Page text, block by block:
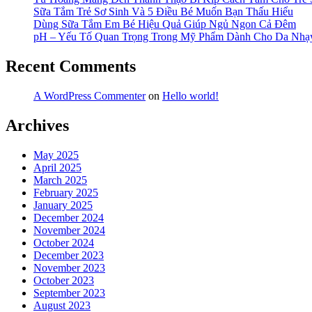
Sữa Tắm Trẻ Sơ Sinh Và 5 Điều Bé Muốn Bạn Thấu Hiểu
Dùng Sữa Tắm Em Bé Hiệu Quả Giúp Ngủ Ngon Cả Đêm
pH – Yếu Tố Quan Trọng Trong Mỹ Phẩm Dành Cho Da
Recent Comments
A WordPress Commenteron Hello world!
Archives
May 2025
April 2025
March 2025
February 2025
January 2025
December 2024
November 2024
October 2024
December 2023
November 2023
October 2023
September 2023
August 2023